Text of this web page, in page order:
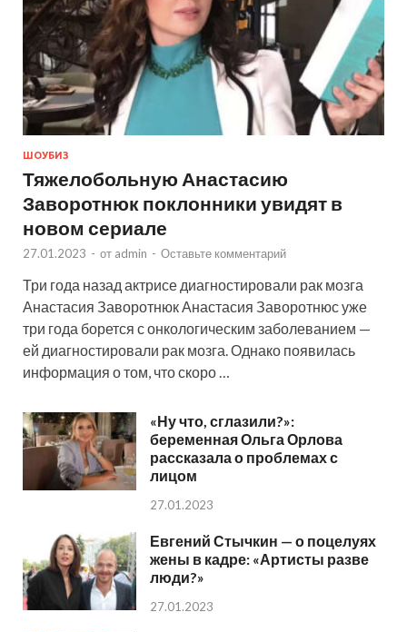
ШОУБИЗ
Тяжелобольную Анастасию
Заворотнюк поклонники увидят в
новом сериале
27.01.2023 - от admin - Оставьте комментарий
Три года назад актрисе диагностировали рак мозга
Анастасия Заворотнюк Анастасия Заворотнюс уже
три года борется с онкологическим заболеванием —
ей диагностировали рак мозга. Однако появилась
информация о том, что скоро …
«Ну что, сглазили?»:
беременная Ольга Орлова
рассказала о проблемах с
лицом
27.01.2023
Евгений Стычкин — о поцелуях
жены в кадре: «Артисты разве
люди?»
27.01.2023